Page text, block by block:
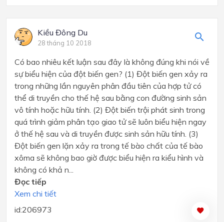
Kiều Đông Du
28 tháng 10 2018
Có bao nhiêu kết luận sau đây là không đúng khi nói về
sự biểu hiện của đột biến gen? (1) Đột biến gen xảy ra
trong những lần nguyên phân đầu tiên của hợp tử có
thể di truyền cho thế hệ sau bằng con đường sinh sản
vô tính hoặc hữu tính. (2) Đột biến trội phát sinh trong
quá trình giảm phân tạo giao tử sẽ luôn biểu hiện ngay
ở thế hệ sau và di truyền được sinh sản hữu tính. (3)
Đột biến gen lặn xảy ra trong tế bào chất của tế bào
xôma sẽ không bao giờ được biểu hiện ra kiểu hình và
không có khả n...
Đọc tiếp
Xem chi tiết
id:206973